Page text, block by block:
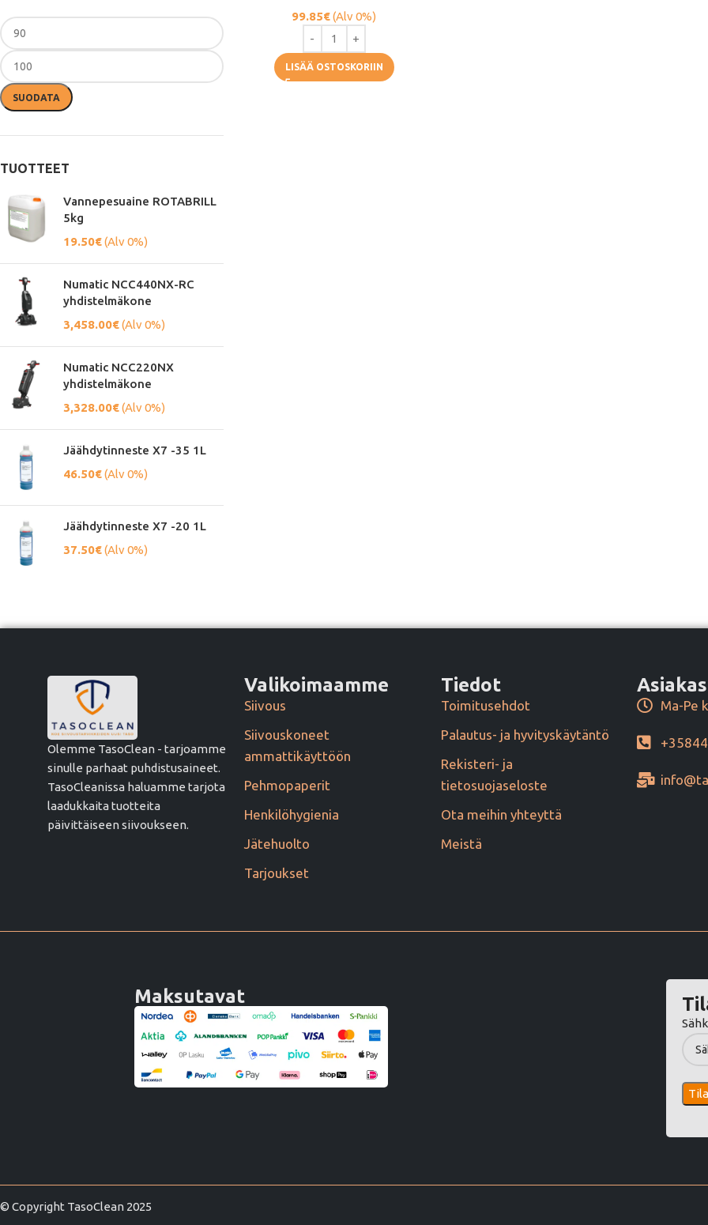
SUODATA
TUOTTEET
Vannepesuaine ROTABRILL
5kg
19.50€(Alv 0%)
Numatic NCC440NX-RC
yhdistelmäkone
3,458.00€(Alv 0%)
Numatic NCC220NX
yhdistelmäkone
3,328.00€(Alv 0%)
Jäähdytinneste X7 -35 1L
46.50€(Alv 0%)
Jäähdytinneste X7 -20 1L
37.50€(Alv 0%)
99.85€(Alv 0%)
LISÄÄ OSTOSKORIIN
Olemme TasoClean - tarjoamme
sinulle parhaat puhdistusaineet.
TasoCleanissa haluamme tarjota
laadukkaita tuotteita
päivittäiseen siivoukseen.
Valikoimaamme
Siivous
Siivouskoneet
ammattikäyttöön
Pehmopaperit
Henkilöhygienia
Jätehuolto
Tarjoukset
Tiedot
Toimitusehdot
Palautus- ja hyvityskäytäntö
Rekisteri- ja
tietosuojaseloste
Ota meihin yhteyttä
Meistä
Ma-Pe
Maksutavat
© Copyright TasoClean 2025